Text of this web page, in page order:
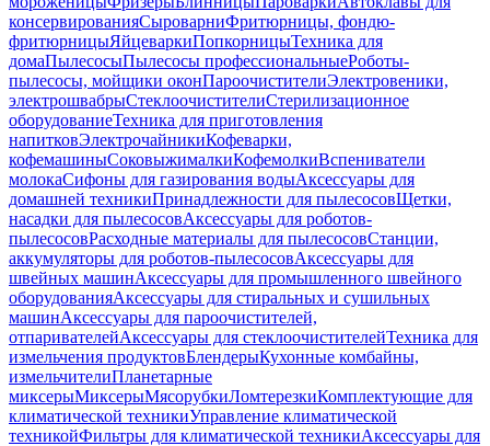
консервированияСыроварниФритюрницы, фондю-
фритюрницыЯйцеваркиПопкорницыТехника для
домаПылесосыПылесосы профессиональныеРоботы-
пылесосы, мойщики оконПароочистителиЭлектровеники,
электрошвабрыСтеклоочистителиСтерилизационное
оборудованиеТехника для приготовления
напитковЭлектрочайникиКофеварки,
кофемашиныСоковыжималкиКофемолкиВспениватели
молокаСифоны для газирования водыАксессуары для
домашней техникиПринадлежности для пылесосовЩетки,
насадки для пылесосовАксессуары для роботов-
пылесосовРасходные материалы для пылесосовСтанции,
аккумуляторы для роботов-пылесосовАксессуары для
швейных машинАксессуары для промышленного швейного
оборудованияАксессуары для стиральных и сушильных
машинАксессуары для пароочистителей,
отпаривателейАксессуары для стеклоочистителейТехника для
измельчения продуктовБлендерыКухонные комбайны,
измельчителиПланетарные
миксерыМиксерыМясорубкиЛомтерезкиКомплектующие для
климатической техникиУправление климатической
техникойФильтры для климатической техникиАксессуары для